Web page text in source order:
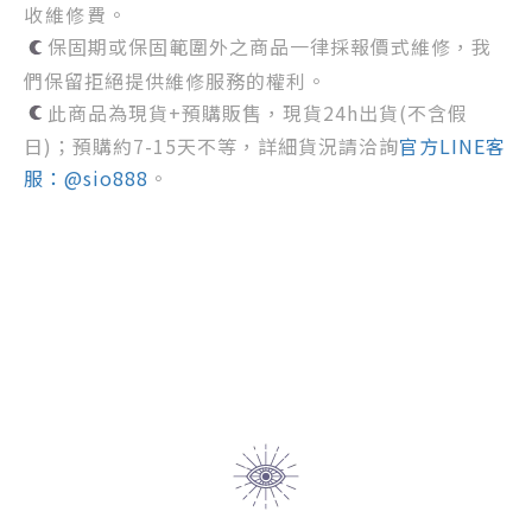
收維修費。
保固期或保固範圍外之商品一律採報價式維修，我
們保留拒絕提供維修服務的權利。
此商品為現貨+預購販售，現貨24h出貨(不含假
日)；預購約7-15天不等，詳細貨況請洽詢官方LINE客
服：@sio888 。